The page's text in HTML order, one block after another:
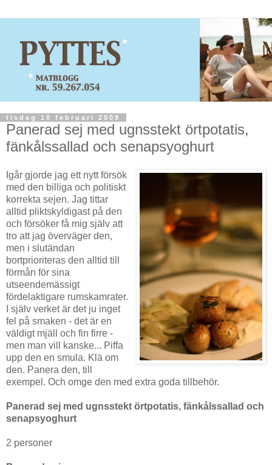
tisdag 10 februari 2009
Panerad sej med ugnsstekt örtpotatis,
fänkålssallad och senapsyoghurt
Igår gjorde jag ett nytt försök
med den billiga och politiskt
korrekta sejen. Jag tittar
alltid pliktskyldigast på den
och försöker få mig själv att
tro att jag överväger den,
men i slutändan
bortprioriteras den alltid till
förmån för sina
utseendemässigt
fördelaktigare rumskamrater.
I själv verket är det ju inget
fel på smaken - det är en
väldigt mjäll och fin firre -
men man vill kanske... Piffa
upp den en smula. Klä om
den. Panera den, till
exempel. Och omge den med extra goda tillbehör.
Panerad sej med ugnsstekt örtpotatis, fänkålssallad och
senapsyoghurt
2 personer